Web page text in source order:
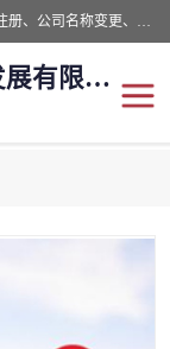
北京鲸叹号企业管理发展有限公司主营：北京公司名称注册、公司名称变更、公司名称去掉省市地域、国字头公司注册、中字头公司注册、总局核名注册等业务，全国统一热线电话：*。北京鲸叹号企业管理发展有限公司在职员工51人，我们有zui好的产品和技术团队，我们为客户提供较好的产品，良好的技术支持，健全的售后服务。
北京鲸叹号企业管理发展有限公司